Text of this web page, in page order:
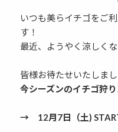
いつも美らイチゴをご
す！
最近、ようやく涼しく
皆様お待たせいたしまし
今シーズンのイチゴ狩
→ 12月7日（土)